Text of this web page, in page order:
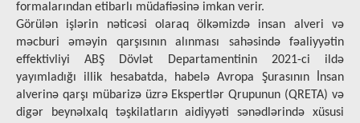
formalarından etibarlı müdafiəsinə imkan verir.
Görülən işlərin nəticəsi olaraq ölkəmizdə insan alveri və
məcburi əməyin qarşısının alınması sahəsində fəaliyyətin
effektivliyi ABŞ Dövlət Departamentinin 2021-ci ildə
yayımladığı illik hesabatda, habelə Avropa Şurasının İnsan
alverinə qarşı mübarizə üzrə Ekspertlər Qrupunun (QRETA) və
digər beynəlxalq təşkilatların aidiyyəti sənədlərində xüsusi